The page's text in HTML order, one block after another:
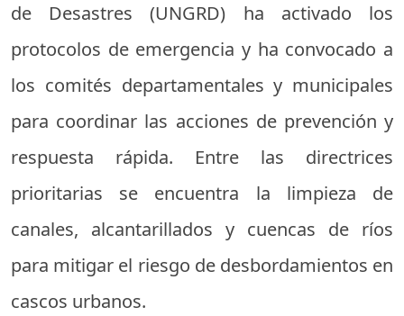
de Desastres (UNGRD) ha activado los
protocolos de emergencia y ha convocado a
los comités departamentales y municipales
para coordinar las acciones de prevención y
respuesta rápida. Entre las directrices
prioritarias se encuentra la limpieza de
canales, alcantarillados y cuencas de ríos
para mitigar el riesgo de desbordamientos en
cascos urbanos.